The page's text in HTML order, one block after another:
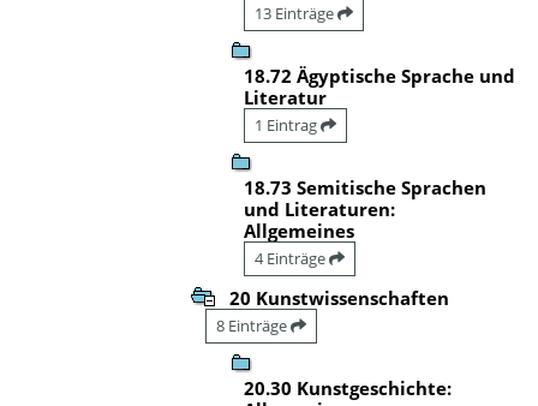
13 Einträge
18.72 Ägyptische Sprache und
Literatur
1 Eintrag
18.73 Semitische Sprachen
und Literaturen:
Allgemeines
4 Einträge
20 Kunstwissenschaften
8 Einträge
20.30 Kunstgeschichte: